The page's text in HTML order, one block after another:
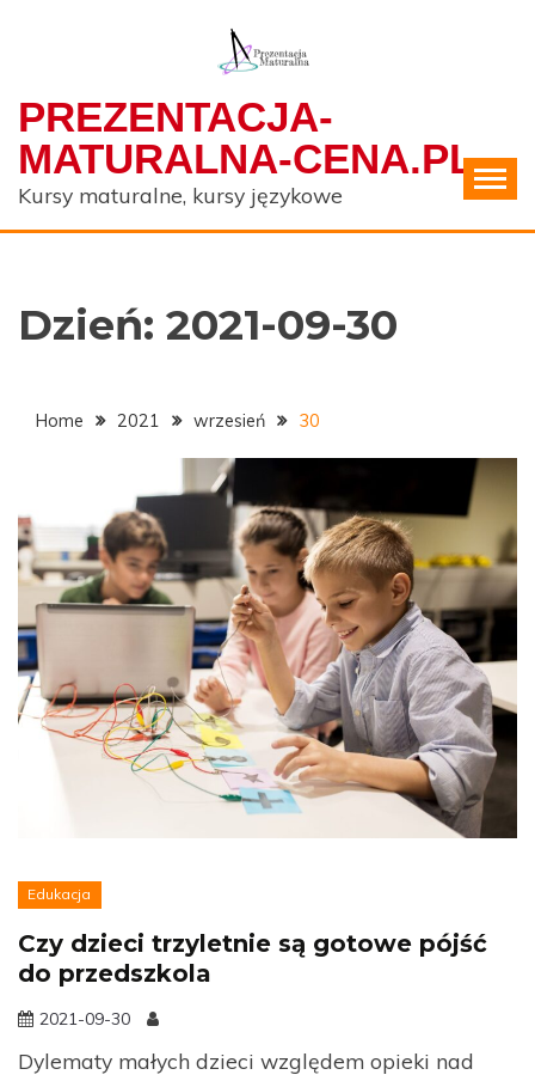
PREZENTACJA-
MATURALNA-CENA.PL
Kursy maturalne, kursy językowe
Dzień: 2021-09-30
Home 2021 wrzesień 30
Edukacja
Czy dzieci trzyletnie są gotowe pójść
do przedszkola
2021-09-30
Dylematy małych dzieci względem opieki nad